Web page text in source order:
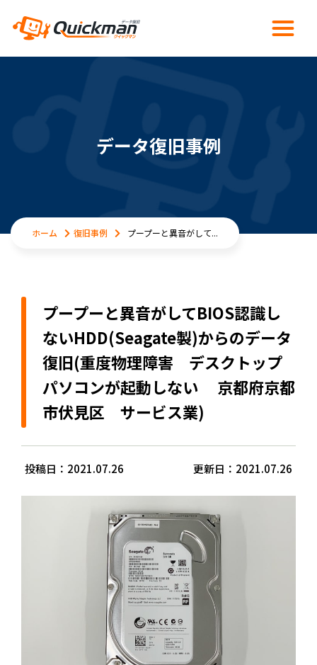
データ復旧事例
ホーム 復旧事例 プープーと異音がして...
プープーと異音がしてBIOS認識し
ないHDD(Seagate製)からのデータ
復旧(重度物理障害 デスクトップ
パソコンが起動しない 京都府京都
市伏見区 サービス業)
投稿日：2021.07.26 更新日：2021.07.26